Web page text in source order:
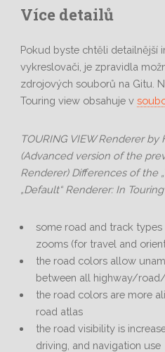
Více detailů
Pokud byste chtěli detailnější
vykreslovači, je zpravidla
zdrojových souborů na Gitu.
Touring view obsahuje v
TOURING VIEW Renderer
(Advanced version of the
Renderer) Differences of the
„Default“ Renderer: In
some road and track
zooms (for travel and
the road colors allow
between all highway/
the road colors are more
road atlas
the road visibility is
driving, and navigation use